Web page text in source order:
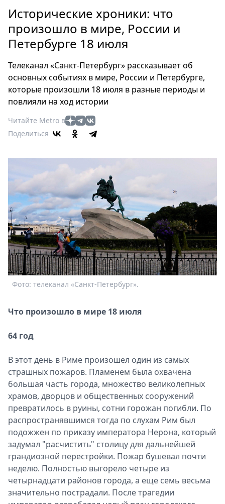
Россия
Мир
Здоровье
Туризм
Мода
Театр
Кино
Афиша
Книги
Выставки
релизы
О
Metro
Стримы
Спецпроекты
Звезды
Выборы
2026
Скачай
Исторические хроники: что
произошло в мире, России и
Петербурге 18 июля
Телеканал «Санкт-Петербург» рассказывает об
основных событиях в мире, России и Петербурге,
которые произошли 18 июля в разные периоды и
повлияли на ход истории
Читайте Metro в
Поделиться
Фото: телеканал «Санкт-Петербург».
Что произошло в мире 18 июля
64 год
В этот день в Риме произошел один из самых
страшных пожаров. Пламенем была охвачена
большая часть города, множество великолепных
храмов, дворцов и общественных сооружений
превратилось в руины, сотни горожан погибли. По
распространявшимся тогда по слухам Рим был
подожжен по приказу императора Нерона, который
задумал "расчистить" столицу для дальнейшей
грандиозной перестройки. Пожар бушевал почти
неделю. Полностью выгорело четыре из
четырнадцати районов города, а еще семь весьма
значительно пострадали. После трагедии